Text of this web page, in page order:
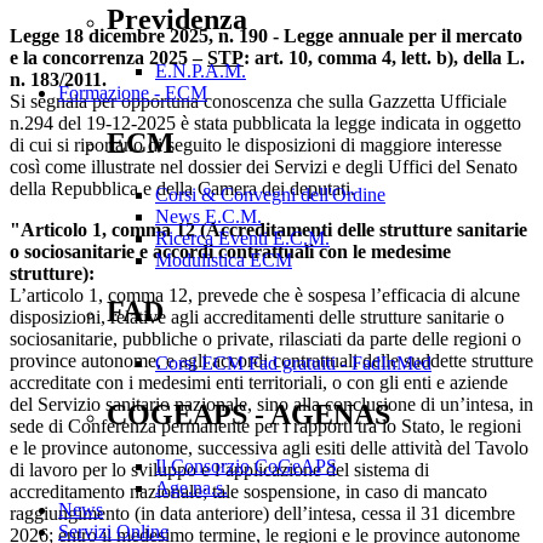
Previdenza
E.N.P.A.M.
Formazione - ECM
ECM
Corsi & Convegni dell'Ordine
News E.C.M.
Ricerca Eventi E.C.M.
Modulistica ECM
FAD
Corsi ECM Fad gratuiti - FadInMed
COGEAPS - AGENAS
Il Consorzio CoGeAPS
Age.na.s.
News
Servizi Online
Legge 18 dicembre 2025, n. 190 - Legge annuale per il mercato
e la concorrenza 2025 –STP: art. 10, comma 4, lett. b), della L.
n. 183/2011.
Si segnala per opportuna conoscenza che sulla Gazzetta Ufficiale
n.294 del 19-12-2025 è stata pubblicata la legge indicata in oggetto
di cui si riportano di seguito le disposizioni di maggiore interesse
così come illustrate nel dossier dei Servizi e degli Uffici del Senato
della Repubblica e della Camera dei deputati.
"Articolo 1, comma 12 (Accreditamenti delle strutture sanitarie
o sociosanitarie e accordi contrattuali con le medesime
strutture):
L’articolo 1, comma 12, prevede che è sospesa l’efficacia di alcune
disposizioni, relative agli accreditamenti delle strutture sanitarie o
sociosanitarie, pubbliche o private, rilasciati da parte delle regioni o
province autonome, e agli accordi contrattuali delle suddette strutture
accreditate con i medesimi enti territoriali, o con gli enti e aziende
del Servizio sanitario nazionale, sino alla conclusione di un’intesa, in
sede di Conferenza permanente per i rapporti tra lo Stato, le regioni
e le province autonome, successiva agli esiti delle attività del Tavolo
di lavoro per lo sviluppo e l’applicazione del sistema di
accreditamento nazionale; tale sospensione, in caso di mancato
raggiungimento (in data anteriore) dell’intesa, cessa il 31 dicembre
2026; entro il medesimo termine, le regioni e le province autonome